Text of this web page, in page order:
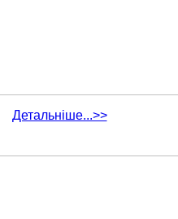
Детальніше...>>